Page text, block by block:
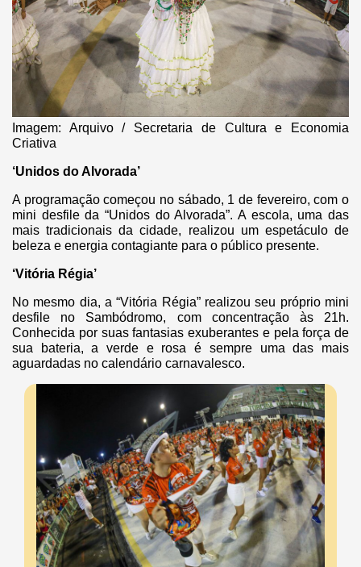
Imagem: Arquivo / Secretaria de Cultura e Economia
Criativa
‘Unidos do Alvorada’
A programação começou no sábado, 1 de fevereiro, com o
mini desfile da “Unidos do Alvorada”. A escola, uma das
mais tradicionais da cidade, realizou um espetáculo de
beleza e energia contagiante para o público presente.
‘Vitória Régia’
No mesmo dia, a “Vitória Régia” realizou seu próprio mini
desfile no Sambódromo, com concentração às 21h.
Conhecida por suas fantasias exuberantes e pela força de
sua bateria, a verde e rosa é sempre uma das mais
aguardadas no calendário carnavalesco.